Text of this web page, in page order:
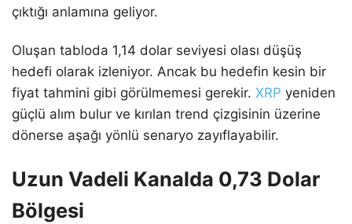
çıktığı anlamına geliyor.
Oluşan tabloda 1,14 dolar seviyesi olası düşüş
hedefi olarak izleniyor. Ancak bu hedefin kesin bir
fiyat tahmini gibi görülmemesi gerekir. XRP yeniden
güçlü alım bulur ve kırılan trend çizgisinin üzerine
dönerse aşağı yönlü senaryo zayıflayabilir.
Uzun Vadeli Kanalda 0,73 Dolar
Bölgesi